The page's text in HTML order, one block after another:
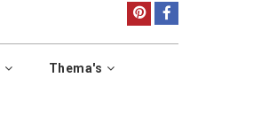
Thema's